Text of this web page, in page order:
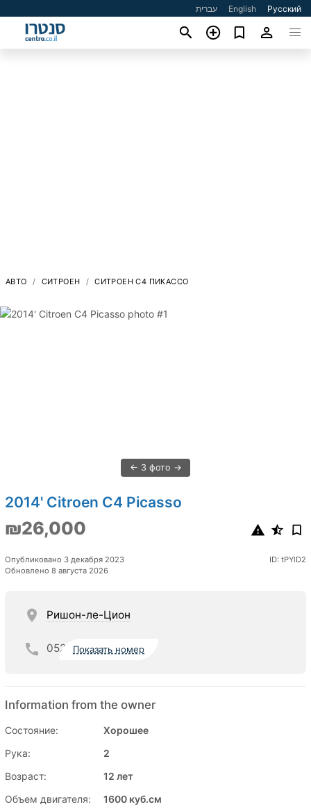
עברית English Русский
АВТО СИТРОЕН СИТРОЕН C4 ПИКАССО
3 фото
2014' Citroen C4 Picasso
₪26,000
Опубликовано 3 декабря 2023
Обновлено 8 августа 2026
ID: tPYlD2
Ришон-ле-Цион
052 Показать номер
Information from the owner
Состояние:
Хорошее
Рука:
2
Возраст:
12 лет
Объем двигателя:
1600 куб.см